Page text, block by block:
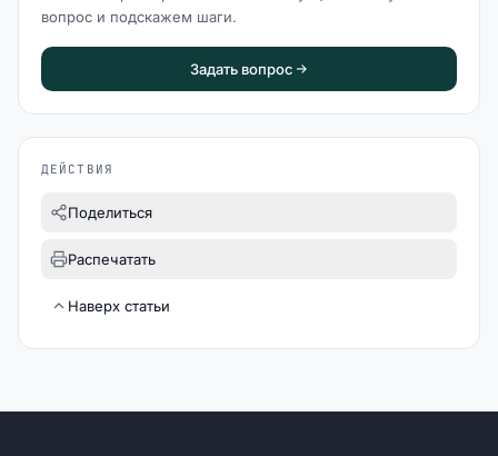
вопрос и подскажем шаги.
Задать вопрос
ДЕЙСТВИЯ
Поделиться
Распечатать
Наверх статьи